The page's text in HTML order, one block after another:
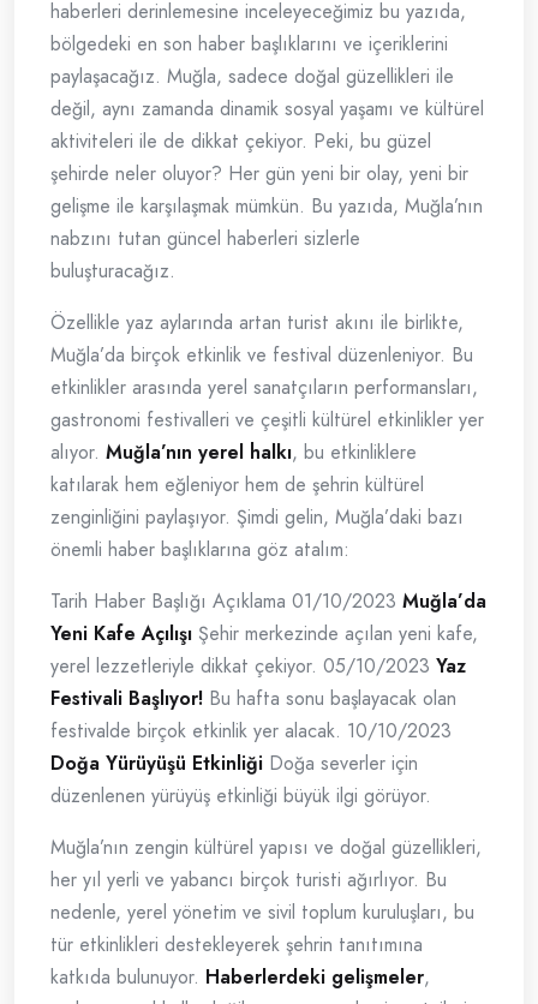
haberleri derinlemesine inceleyeceğimiz bu yazıda,
bölgedeki en son haber başlıklarını ve içeriklerini
paylaşacağız. Muğla, sadece doğal güzellikleri ile
değil, aynı zamanda dinamik sosyal yaşamı ve kültürel
aktiviteleri ile de dikkat çekiyor. Peki, bu güzel
şehirde neler oluyor? Her gün yeni bir olay, yeni bir
gelişme ile karşılaşmak mümkün. Bu yazıda, Muğla’nın
nabzını tutan güncel haberleri sizlerle
buluşturacağız.
Özellikle yaz aylarında artan turist akını ile birlikte,
Muğla’da birçok etkinlik ve festival düzenleniyor. Bu
etkinlikler arasında yerel sanatçıların performansları,
gastronomi festivalleri ve çeşitli kültürel etkinlikler yer
alıyor. Muğla’nın yerel halkı, bu etkinliklere
katılarak hem eğleniyor hem de şehrin kültürel
zenginliğini paylaşıyor. Şimdi gelin, Muğla’daki bazı
önemli haber başlıklarına göz atalım:
Tarih Haber Başlığı Açıklama 01/10/2023 Muğla’da
Yeni Kafe Açılışı Şehir merkezinde açılan yeni kafe,
yerel lezzetleriyle dikkat çekiyor. 05/10/2023 Yaz
Festivali Başlıyor! Bu hafta sonu başlayacak olan
festivalde birçok etkinlik yer alacak. 10/10/2023
Doğa Yürüyüşü Etkinliği Doğa severler için
düzenlenen yürüyüş etkinliği büyük ilgi görüyor.
Muğla’nın zengin kültürel yapısı ve doğal güzellikleri,
her yıl yerli ve yabancı birçok turisti ağırlıyor. Bu
nedenle, yerel yönetim ve sivil toplum kuruluşları, bu
tür etkinlikleri destekleyerek şehrin tanıtımına
katkıda bulunuyor. Haberlerdeki gelişmeler,